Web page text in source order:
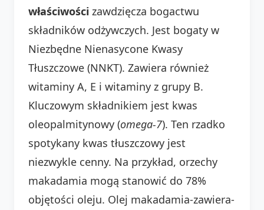
właściwości zawdzięcza bogactwu
składników odżywczych. Jest bogaty w
Niezbędne Nienasycone Kwasy
Tłuszczowe (NNKT). Zawiera również
witaminy A, E i witaminy z grupy B.
Kluczowym składnikiem jest kwas
oleopalmitynowy (omega-7). Ten rzadko
spotykany kwas tłuszczowy jest
niezwykle cenny. Na przykład, orzechy
makadamia mogą stanowić do 78%
objętości oleju. Olej makadamia-zawiera-